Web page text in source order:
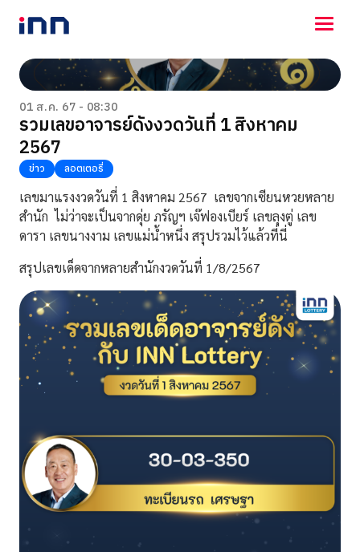
NEWS
ENTERTAINMENT
LIFESTYLE
HOROSCOPE
LOTTERY
VIDEO
ร่วมด้วยช่วยกัน
01 ส.ค. 67 - 08:30
รวมเลขอาจารย์ดังงวดวันที่ 1 สิงหาคม
2567
ข่าว ลอตเตอรี่
เลขมาแรงงวดวันที่ 1 สิงหาคม 2567 เลขจากเซียนหวยหลาย
สำนัก ไม่ว่าจะเป็นจากดุ่ย ภรัญฯ เจ๊ฟองเบียร์ เลขลุงตู่ เลข
ดารา เลขนางงาม เลขแม่น้ำหนึ่ง สรุปรวมไว้แล้วที่นี่
สรุปเลขเด็ดจากหลายสำนักงวดวันที่ 1/8/2567